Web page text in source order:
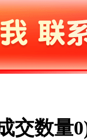
交数量0